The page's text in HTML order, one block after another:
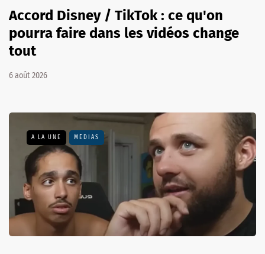
Accord Disney / TikTok : ce qu'on
pourra faire dans les vidéos change
tout
6 août 2026
A LA UNE MÉDIAS